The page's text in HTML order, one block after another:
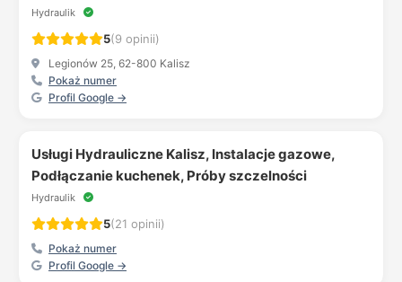
Hydraulik
5(9 opinii)
Legionów 25, 62-800 Kalisz
Pokaż numer
Profil Google →
Usługi Hydrauliczne Kalisz, Instalacje gazowe,
Podłączanie kuchenek, Próby szczelności
Hydraulik
5(21 opinii)
Pokaż numer
Profil Google →